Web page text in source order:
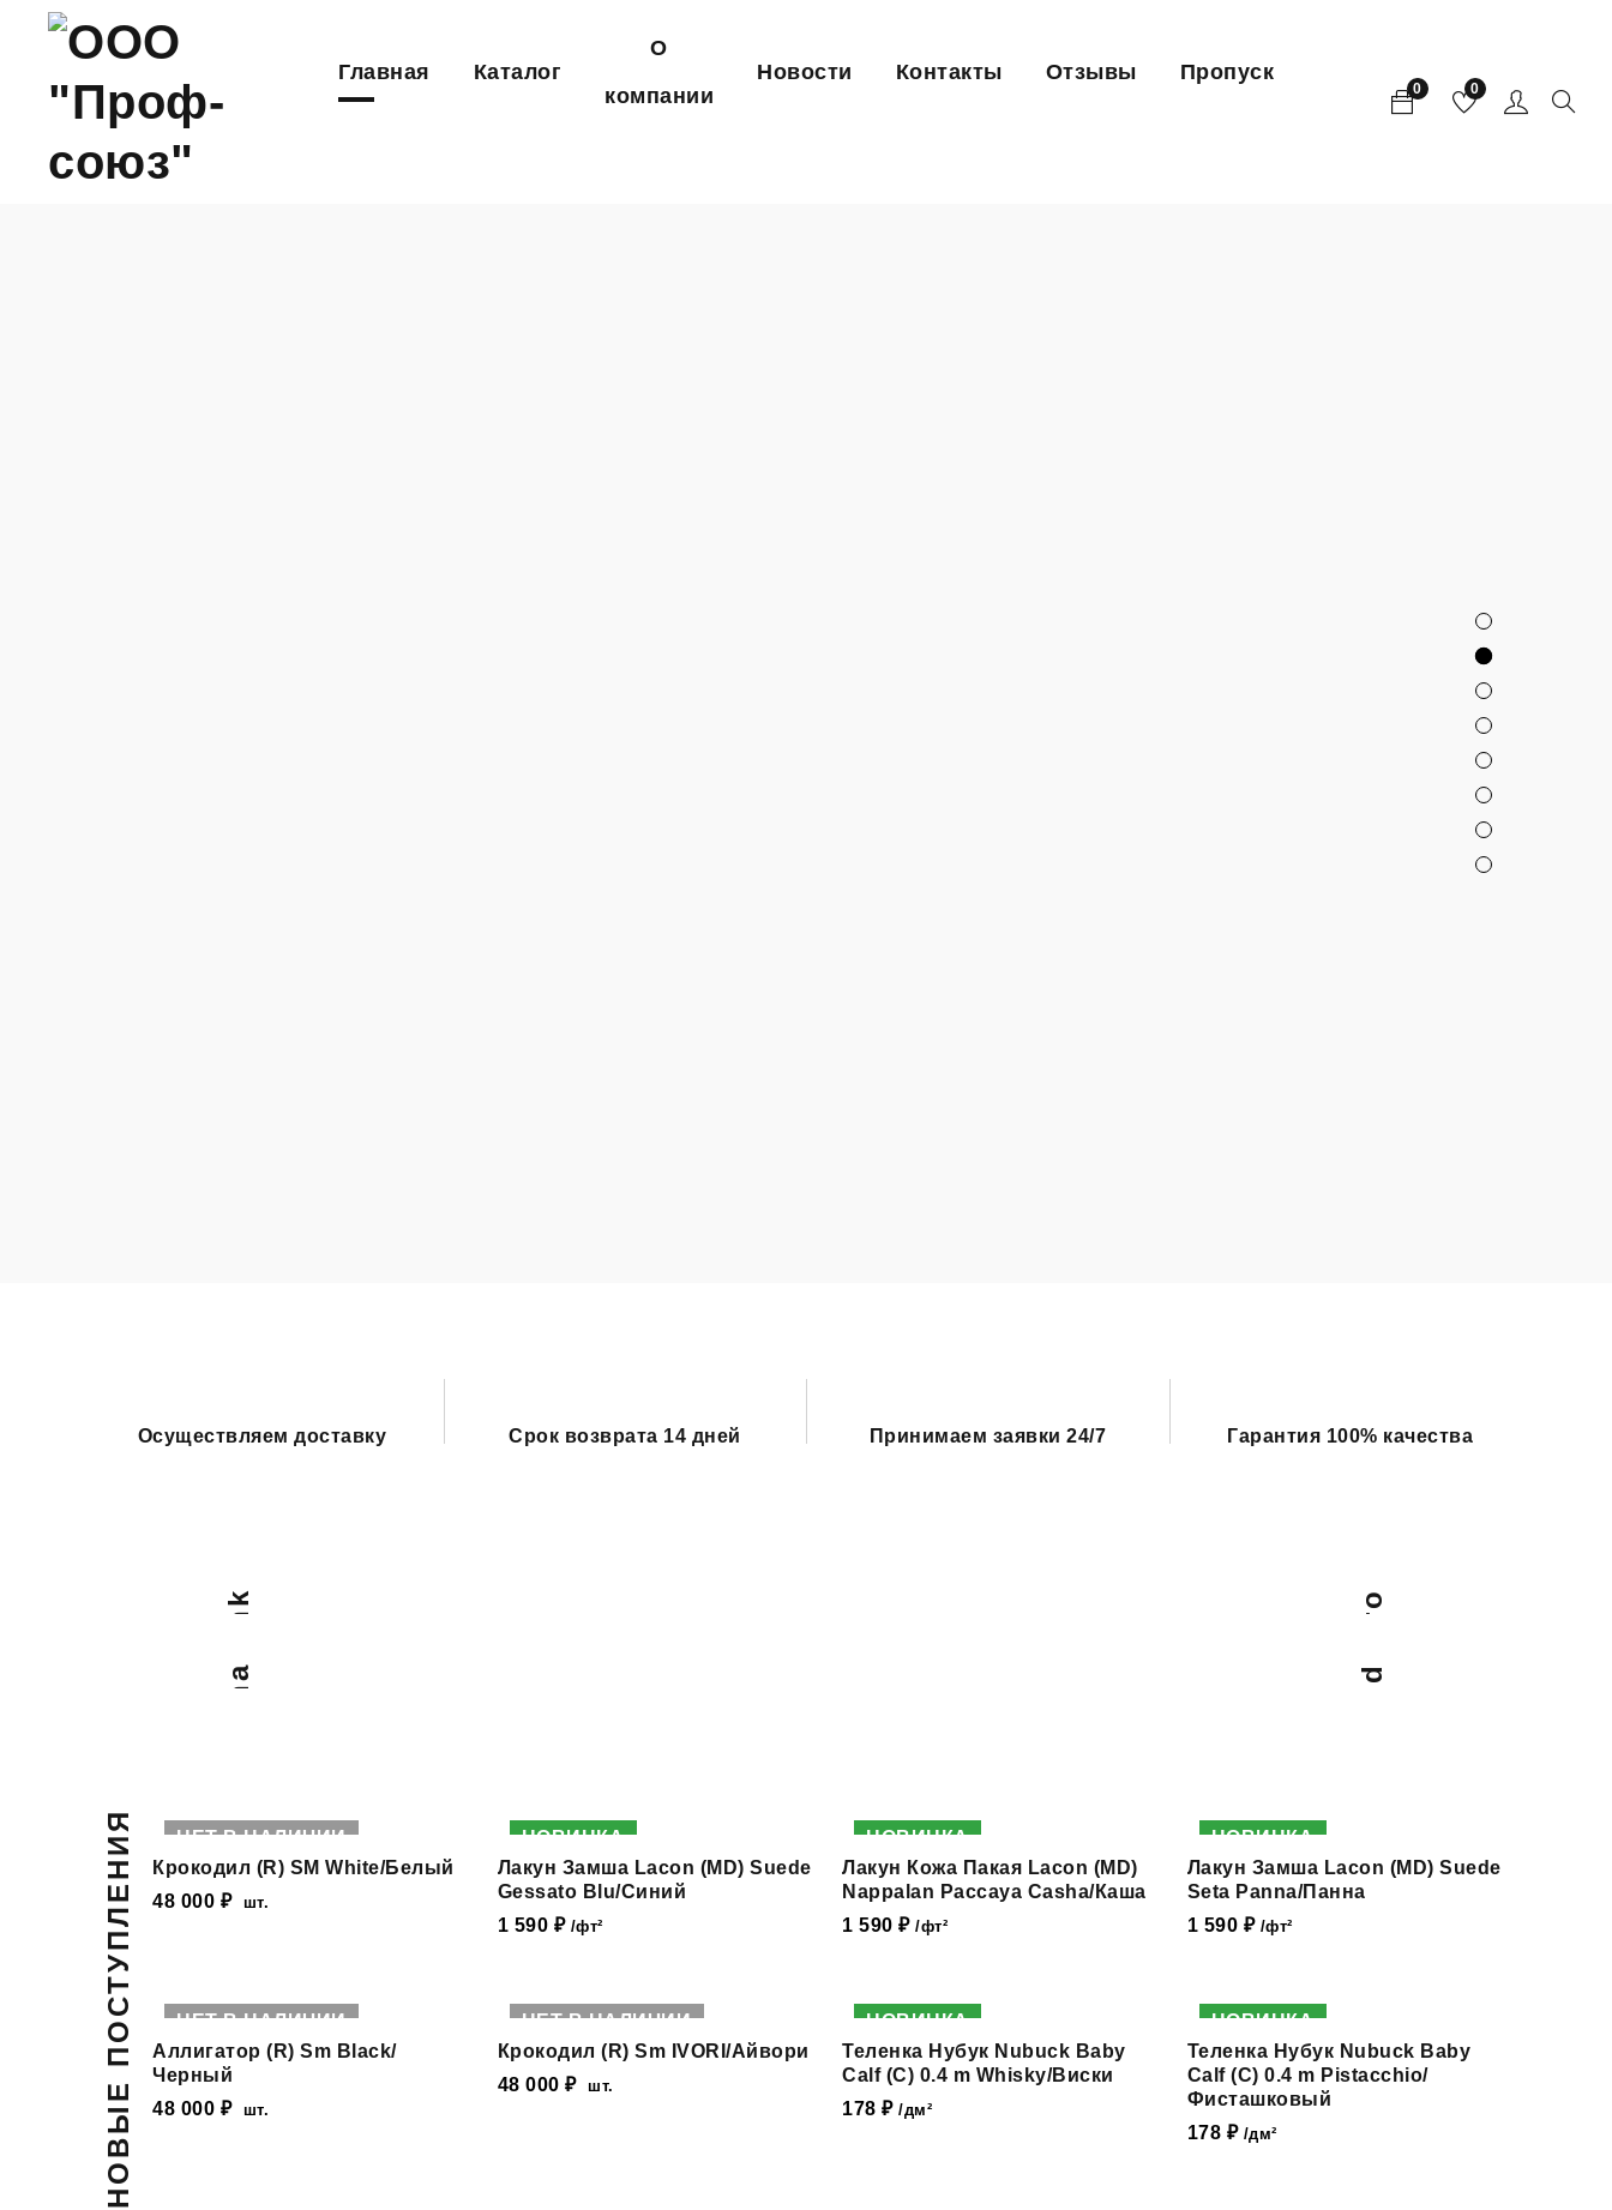
Главная Каталог
О
компании
Новости Контакты Отзывы Пропуск
0 0
Осуществляем доставку Срок возврата 14 дней Принимаем заявки 24/7 Гарантия 100% качества
Питон Pink
Питон Laguna Питон Verde Chiaro
НОВЫЕ ПОСТУПЛЕНИЯ
НЕТ В НАЛИЧИИ
Крокодил (R) SM White/Белый
48 000 ₽ шт.
НОВИНКА
Лакун Замша Lacon (MD) Suede
Gessato Blu/Синий
1 590 ₽/фт²
НОВИНКА
Лакун Кожа Пакая Lacon (MD)
Nappalan Paccaya Casha/Каша
1 590 ₽/фт²
НОВИНКА
Лакун Замша Lacon (MD) Suede
Seta Panna/Панна
1 590 ₽/фт²
НЕТ В НАЛИЧИИ
Аллигатор (R) Sm Black/
Черный
48 000 ₽ шт.
НЕТ В НАЛИЧИИ
Крокодил (R) Sm IVORI/Айвори
48 000 ₽ шт.
НОВИНКА
Теленка Нубук Nubuck Baby
Calf (С) 0.4 m Whisky/Виски
178 ₽/дм²
НОВИНКА
Теленка Нубук Nubuck Baby
Calf (С) 0.4 m Pistacchio/
Фисташковый
178 ₽/дм²